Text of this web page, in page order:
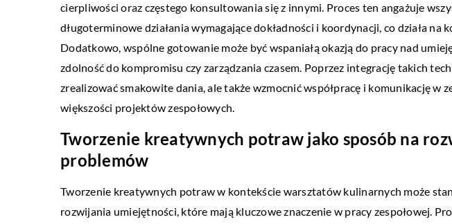
cierpliwości oraz częstego konsultowania się z innymi. Proces ten angażuje
długoterminowe działania wymagające dokładności i koordynacji, co działa na
Dodatkowo, wspólne gotowanie może być wspaniałą okazją do pracy nad
zdolność do kompromisu czy zarządzania czasem. Poprzez integrację takich
zrealizować smakowite dania, ale także wzmocnić współpracę i komunikację w
większości projektów zespołowych.
Tworzenie kreatywnych potraw jako sposób na
problemów
Tworzenie kreatywnych potraw w kontekście warsztatów kulinarnych może
rozwijania umiejętności, które mają kluczowe znaczenie w pracy zespołowej.